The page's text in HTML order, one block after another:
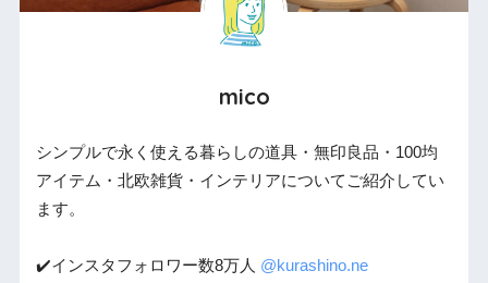
mico
シンプルで永く使える暮らしの道具・無印良品・100均
アイテム・北欧雑貨・インテリアについてご紹介してい
ます。
✔️インスタフォロワー数8万人 @kurashino.ne